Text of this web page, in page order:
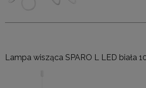
Lampa wisząca SPARO L LED biała